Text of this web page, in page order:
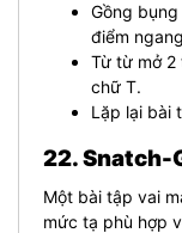
Gồng
điểm
Từ từ mở 2
chữ T.
Lặp lại bài
22. Snatch-
Một bài tập vai
mức tạ phù hợp